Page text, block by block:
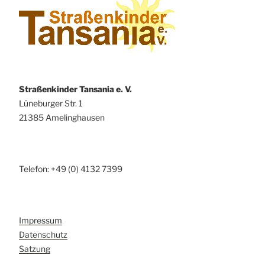
Straßenkinder Tansania e. V.
Lüneburger Str. 1
21385 Amelinghausen
Telefon: +49 (0) 4132 7399
Impressum
Datenschutz
Satzung